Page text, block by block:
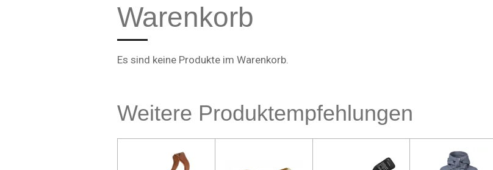
Warenkorb
Es sind keine Produkte im Warenkorb.
Weitere Produktempfehlungen